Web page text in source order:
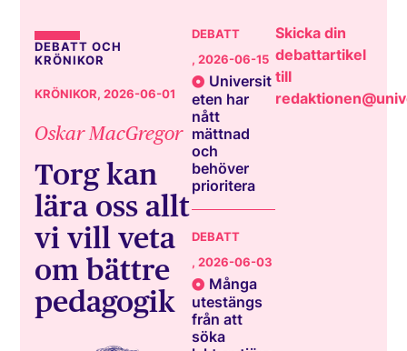
DEBATT OCH
KRÖNIKOR
KRÖNIKOR, 2026-06-01
Oskar MacGregor
Torg kan
lära oss allt
vi vill veta
om bättre
pedagogik
DEBATT
, 2026-06-15
Universit
eten har
nått
mättnad
och
behöver
prioritera
DEBATT
, 2026-06-03
Många
utestängs
från att
söka
Skicka din
debattartikel
till